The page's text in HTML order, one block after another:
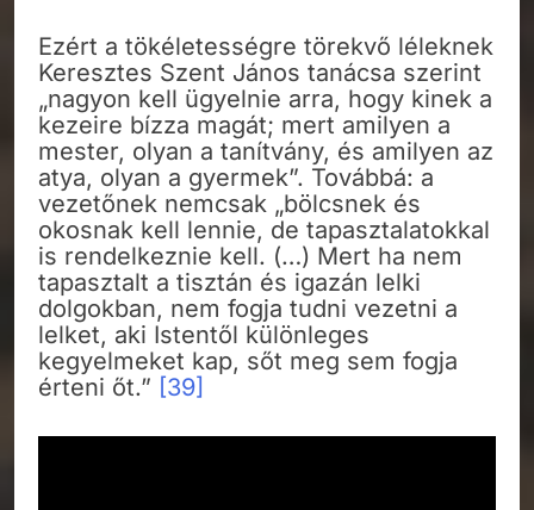
Ezért a tökéletességre törekvő léleknek
Keresztes Szent János tanácsa szerint
„nagyon kell ügyelnie arra, hogy kinek a
kezeire bízza magát; mert amilyen a
mester, olyan a tanítvány, és amilyen az
atya, olyan a gyermek”. Továbbá: a
vezetőnek nemcsak „bölcsnek és
okosnak kell lennie, de tapasztalatokkal
is rendelkeznie kell. (…) Mert ha nem
tapasztalt a tisztán és igazán lelki
dolgokban, nem fogja tudni vezetni a
lelket, aki Istentől különleges
kegyelmeket kap, sőt meg sem fogja
érteni őt.” [39]